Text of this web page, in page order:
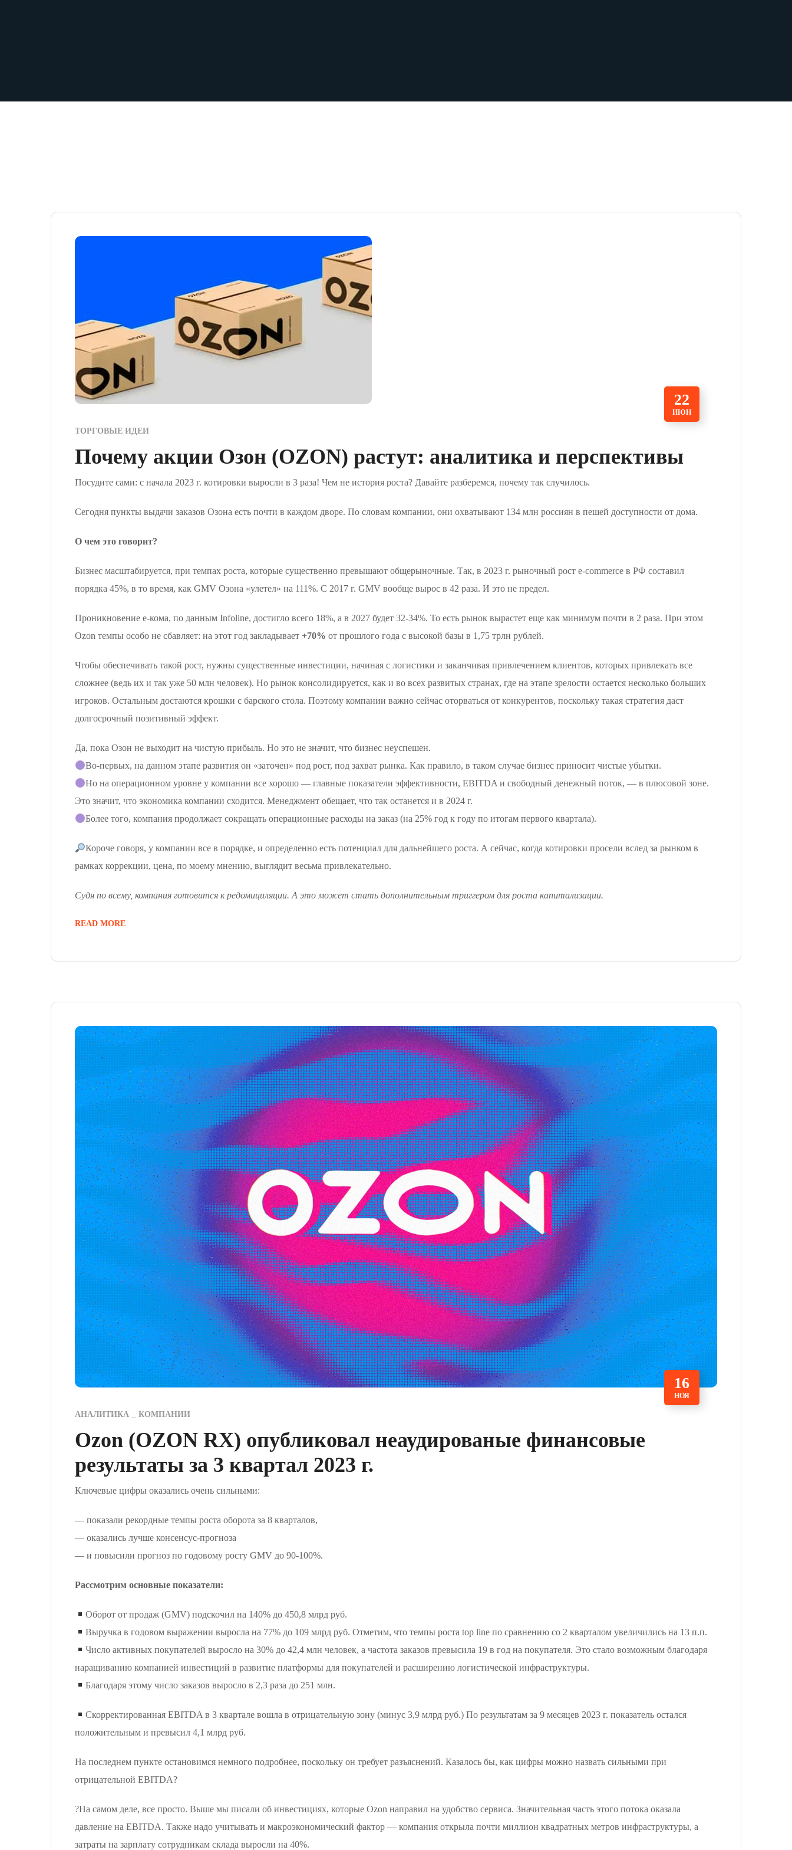
22
ИЮН
ТОРГОВЫЕ ИДЕИ
Почему акции Озон (OZON) растут: аналитика и перспективы
Посудите сами: с начала 2023 г. котировки выросли в 3 раза! Чем не история роста? Давайте разберемся, почему так случилось.
Сегодня пункты выдачи заказов Озона есть почти в каждом дворе. По словам компании, они охватывают 134 млн россиян в пешей доступности от дома.
О чем это говорит?
Бизнес масштабируется, при темпах роста, которые существенно превышают общерыночные. Так, в 2023 г. рыночный рост e-commerce в РФ составил
порядка 45%, в то время, как GMV Озона «улетел» на 111%. С 2017 г. GMV вообще вырос в 42 раза. И это не предел.
Проникновение е-кома, по данным Infoline, достигло всего 18%, а в 2027 будет 32-34%. То есть рынок вырастет еще как минимум почти в 2 раза. При этом
Ozon темпы особо не сбавляет: на этот год закладывает +70% от прошлого года с высокой базы в 1,75 трлн рублей.
Чтобы обеспечивать такой рост, нужны существенные инвестиции, начиная с логистики и заканчивая привлечением клиентов, которых привлекать все
сложнее (ведь их и так уже 50 млн человек). Но рынок консолидируется, как и во всех развитых странах, где на этапе зрелости остается несколько больших
игроков. Остальным достаются крошки с барского стола. Поэтому компании важно сейчас оторваться от конкурентов, поскольку такая стратегия даст
долгосрочный позитивный эффект.
Да, пока Озон не выходит на чистую прибыль. Но это не значит, что бизнес неуспешен.
Во-первых, на данном этапе развития он «заточен» под рост, под захват рынка. Как правило, в таком случае бизнес приносит чистые убытки.
Но на операционном уровне у компании все хорошо — главные показатели эффективности, EBITDA и свободный денежный поток, — в плюсовой зоне.
Это значит, что экономика компании сходится. Менеджмент обещает, что так останется и в 2024 г.
Более того, компания продолжает сокращать операционные расходы на заказ (на 25% год к году по итогам первого квартала).
Короче говоря, у компании все в порядке, и определенно есть потенциал для дальнейшего роста. А сейчас, когда котировки просели вслед за рынком в
рамках коррекции, цена, по моему мнению, выглядит весьма привлекательно.
Судя по всему, компания готовится к редомициляции. А это может стать дополнительным триггером для роста капитализации.
READ MORE
16
НОЯ
АНАЛИТИКА КОМПАНИИ
Ozon (OZON RX) опубликовал неаудированые финансовые
результаты за 3 квартал 2023 г.
Ключевые цифры оказались очень сильными:
— показали рекордные темпы роста оборота за 8 кварталов,
— оказались лучше консенсус-прогноза
— и повысили прогноз по годовому росту GMV до 90-100%.
Рассмотрим основные показатели:
Оборот от продаж (GMV) подскочил на 140% до 450,8 млрд руб.
Выручка в годовом выражении выросла на 77% до 109 млрд руб. Отметим, что темпы роста top line по сравнению со 2 кварталом увеличились на 13 п.п.
Число активных покупателей выросло на 30% до 42,4 млн человек, а частота заказов превысила 19 в год на покупателя. Это стало возможным благодаря
наращиванию компанией инвестиций в развитие платформы для покупателей и расширению логистической инфраструктуры.
Благодаря этому число заказов выросло в 2,3 раза до 251 млн.
Скорректированная EBITDA в 3 квартале вошла в отрицательную зону (минус 3,9 млрд руб.) По результатам за 9 месяцев 2023 г. показатель остался
положительным и превысил 4,1 млрд руб.
На последнем пункте остановимся немного подробнее, поскольку он требует разъяснений. Казалось бы, как цифры можно назвать сильными при
отрицательной EBITDA?
?На самом деле, все просто. Выше мы писали об инвестициях, которые Ozon направил на удобство сервиса. Значительная часть этого потока оказала
давление на EBITDA. Также надо учитывать и макроэкономический фактор — компания открыла почти миллион квадратных метров инфраструктуры, а
затраты на зарплату сотрудникам склада выросли на 40%.